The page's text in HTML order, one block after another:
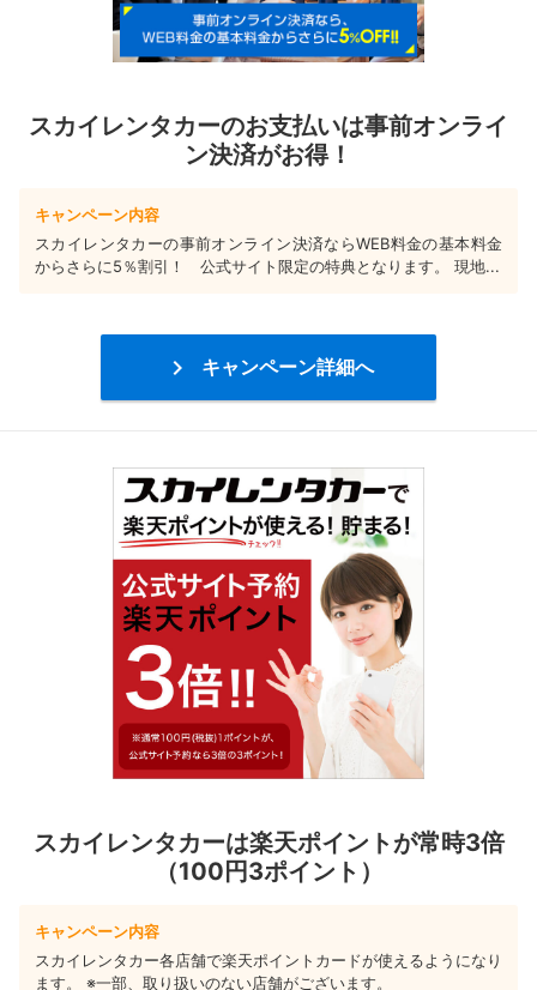
スカイレンタカーのお支払いは事前オンライ
ン決済がお得！
キャンペーン内容
スカイレンタカーの事前オンライン決済ならWEB料金の基本料金
からさらに5％割引！ 公式サイト限定の特典となります。 現地...
 キャンペーン詳細へ
スカイレンタカーは楽天ポイントが常時3倍
（100円3ポイント）
キャンペーン内容
スカイレンタカー各店舗で楽天ポイントカードが使えるようになり
ます。 ※一部、取り扱いのない店舗がございます。